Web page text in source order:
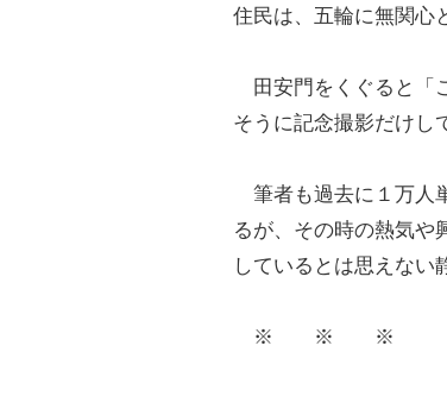
住民は、五輪に無関心
田安門をくぐると「
そうに記念撮影だけし
筆者も過去に１万人
るが、その時の熱気や
しているとは思えない
※ ※ ※